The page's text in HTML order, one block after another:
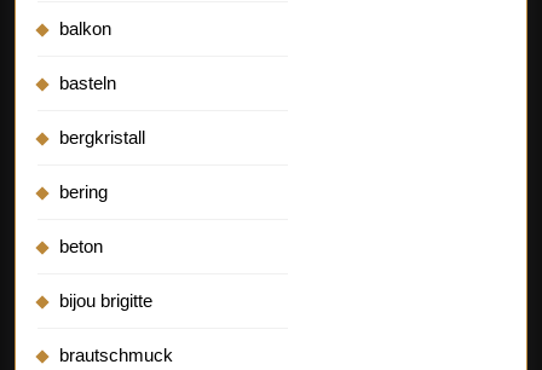
balkon
basteln
bergkristall
bering
beton
bijou brigitte
brautschmuck